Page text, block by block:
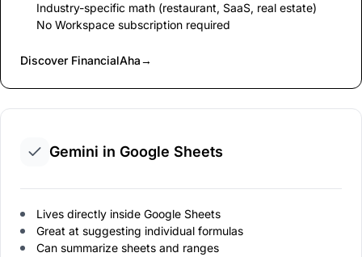
Industry-specific math (restaurant, SaaS, real estate)
No Workspace subscription required
Discover FinancialAha→
Gemini in Google Sheets
Lives directly inside Google Sheets
Great at suggesting individual formulas
Can summarize sheets and ranges